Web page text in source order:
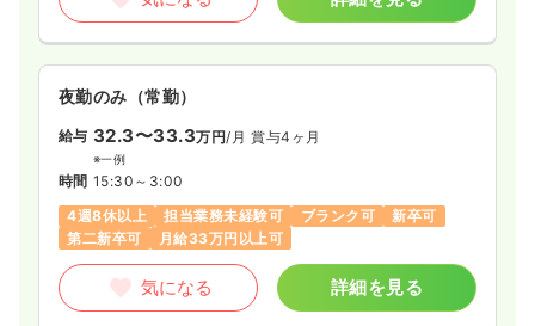
夜勤のみ（常勤）
給与 32.3〜33.3万円/月 賞与4ヶ月
※一例
時間 15:30～3:00
4週8休以上
担当業務未経験可 ブランク可
新卒可
第二新卒可
月給33万円以上可
気になる 詳細を見る